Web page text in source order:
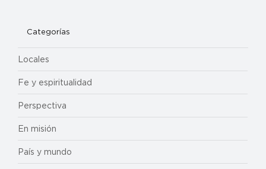
Categorías
Locales
Fe y espiritualidad
Perspectiva
En misión
País y mundo